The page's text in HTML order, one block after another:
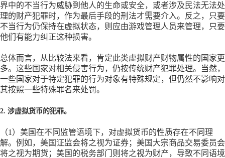
界中的不当行为威胁到他人的生命或安全，或者涉及民法无法处
理的财产犯罪时，作为最后手段的刑法才需要介入。反之，只要
不当行为仍保持在虚拟状态，则应由游戏管理人员来管理，只要
他们有能力纠正这种损害。
总体而言，从比较法来看，肯定此类虚拟财产财物属性的国家更
多。这些国家对相关侵害行为，仍按传统财产犯罪处理。当然，
一些国家对于特定犯罪的行为对象有特殊规定，但仍然不影响对
其按照一些特殊罪名来处罚。
2. 涉虚拟货币的犯罪。
（1）美国在不同监管语境下，对虚拟货币的性质存在不同理
解。例如，美国证监会将之视为证券；美国大宗商品交易委员会
将之视为期货；美国的税务部门则将之视为财产，导致不同语境